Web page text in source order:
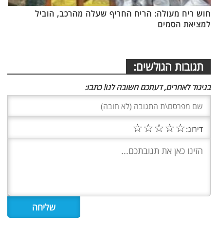
חוש ריח מעולה: הריח החריף שעלה מהרכב, הוביל
למציאת הסמים
תגובות הגולשים:
בניגוד לאחרים, דעתכם חשובה לנו! כתבו:
דירוג:☆
☆
☆
☆
☆